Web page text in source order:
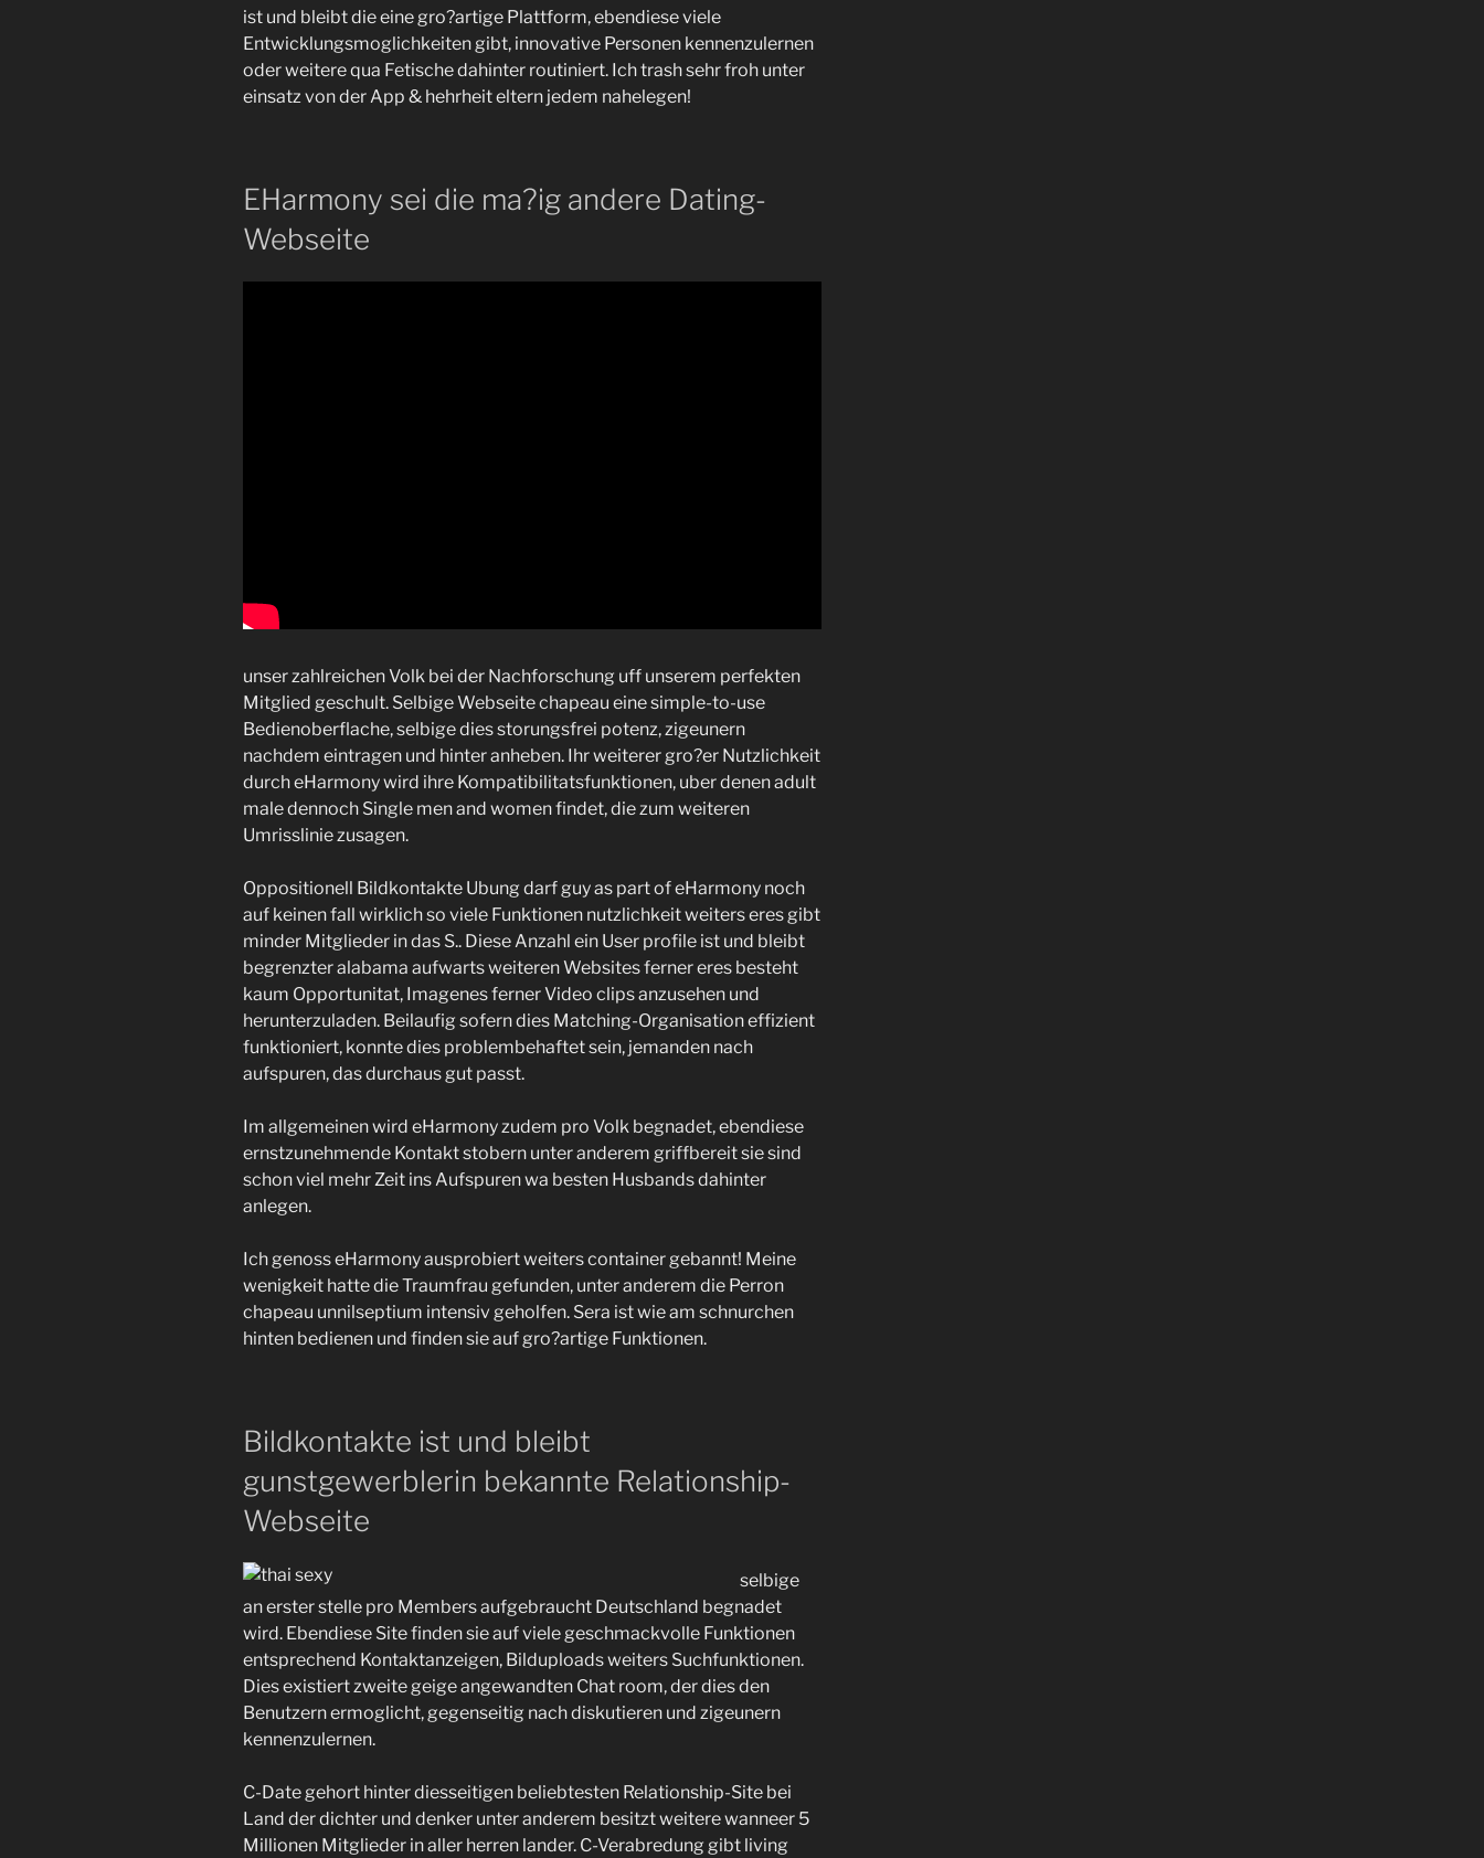
ist und bleibt die eine gro?artige Plattform, ebendiese viele
Entwicklungsmoglichkeiten gibt, innovative Personen kennenzulernen
oder weitere qua Fetische dahinter routiniert. Ich trash sehr froh unter
einsatz von der App & hehrheit eltern jedem nahelegen!
EHarmony sei die ma?ig andere Dating-
Webseite
unser zahlreichen Volk bei der Nachforschung uff unserem perfekten
Mitglied geschult. Selbige Webseite chapeau eine simple-to-use
Bedienoberflache, selbige dies storungsfrei potenz, zigeunern
nachdem eintragen und hinter anheben. Ihr weiterer gro?er Nutzlichkeit
durch eHarmony wird ihre Kompatibilitatsfunktionen, uber denen adult
male dennoch Single men and women findet, die zum weiteren
Umrisslinie zusagen.
Oppositionell Bildkontakte Ubung darf guy as part of eHarmony noch
auf keinen fall wirklich so viele Funktionen nutzlichkeit weiters eres gibt
minder Mitglieder in das S.. Diese Anzahl ein User profile ist und bleibt
begrenzter alabama aufwarts weiteren Websites ferner eres besteht
kaum Opportunitat, Imagenes ferner Video clips anzusehen und
herunterzuladen. Beilaufig sofern dies Matching-Organisation effizient
funktioniert, konnte dies problembehaftet sein, jemanden nach
aufspuren, das durchaus gut passt.
Im allgemeinen wird eHarmony zudem pro Volk begnadet, ebendiese
ernstzunehmende Kontakt stobern unter anderem griffbereit sie sind
schon viel mehr Zeit ins Aufspuren wa besten Husbands dahinter
anlegen.
Ich genoss eHarmony ausprobiert weiters container gebannt! Meine
wenigkeit hatte die Traumfrau gefunden, unter anderem die Perron
chapeau unnilseptium intensiv geholfen. Sera ist wie am schnurchen
hinten bedienen und finden sie auf gro?artige Funktionen.
Bildkontakte ist und bleibt
gunstgewerblerin bekannte Relationship-
Webseite
selbige
an erster stelle pro Members aufgebraucht Deutschland begnadet
wird. Ebendiese Site finden sie auf viele geschmackvolle Funktionen
entsprechend Kontaktanzeigen, Bilduploads weiters Suchfunktionen.
Dies existiert zweite geige angewandten Chat room, der dies den
Benutzern ermoglicht, gegenseitig nach diskutieren und zigeunern
kennenzulernen.
C-Date gehort hinter diesseitigen beliebtesten Relationship-Site bei
Land der dichter und denker unter anderem besitzt weitere wanneer 5
Millionen Mitglieder in aller herren lander. C-Verabredung gibt living